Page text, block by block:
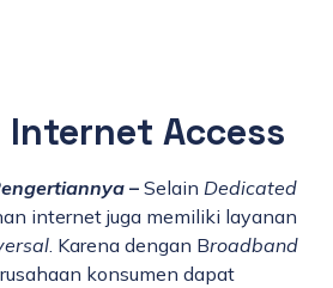
Access
– Selain Dedicated
internet juga memiliki layanan
. Karena dengan Broadband
konsumen dapat